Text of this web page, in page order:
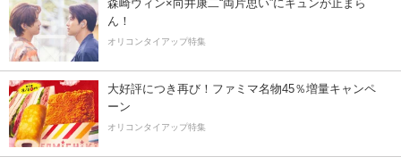
森崎ウィン×向井康二“両片思い”にキュンが止まら
ん！
オリコンタイアップ特集
大好評につき再び！ファミマ名物45％増量キャンペ
ーン
オリコンタイアップ特集